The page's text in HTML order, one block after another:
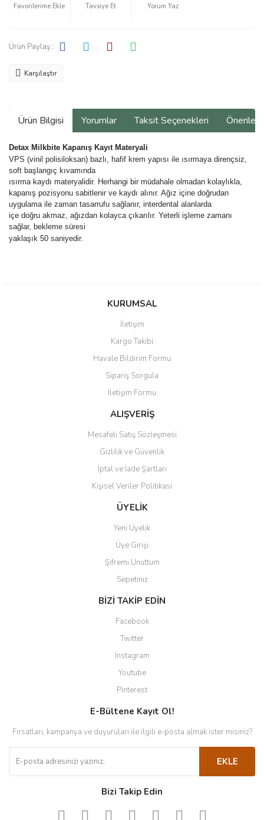
Tavsiye Et Yorum Yaz
Ürün Paylaş :
Karşılaştır
Ürün Bilgisi Yorumlar Taksit Seçenekleri
Detax Milkbite Kapanış Kayıt Materyali
VPS (vinil polisiloksan) bazlı, hafif krem yapısı ile ısırmaya dirençsiz,
soft başlangıç kıvamında
ısırma kaydı materyalidir. Herhangi bir müdahale olmadan kolaylıkla,
kapanış pozisyonu sabitlenir ve kaydı alınır. Ağız içine doğrudan
uygulama ile zaman tasarrufu sağlanır, interdental alanlarda
içe doğru akmaz, ağızdan kolayca çıkarılır. Yeterli işleme zamanı
sağlar, bekleme süresi
yaklaşık 50 saniyedir.
Bu ürüne ilk yorumu siz yapın!
Ürün resmi kalitesiz, bozuk veya görüntülenemiyor.
Ürün açıklamasında eksik bilgiler bulunuyor.
Ürün bilgilerinde hatalar bulunuyor.
Ürün fiyatı diğer sitelerden daha pahalı.
Bu ürüne benzer farklı alternatifler olmalı.
Gönder
KURUMSAL
İletişim
Kargo Takibi
Havale Bildirim Formu
Sipariş Sorgula
İletişim Formu
ALIŞVERİŞ
Mesafeli Satış Sözleşmesi
Gizlilik ve Güvenlik
İptal ve İade Şartları
Kişisel Veriler Politikası
ÜYELİK
Yeni Üyelik
Üye Girişi
Şifremi Unuttum
Sepetiniz
BİZİ TAKİP EDİN
Facebook
Twitter
Instagram
Youtube
Pinterest
E-Bültene Kayıt Ol!
Fırsatları, kampanya ve duyuruları ile ilgili e-posta almak ister misiniz?
EKLE
Bizi Takip Edin